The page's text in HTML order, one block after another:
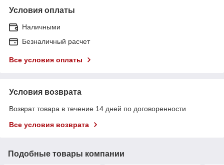
Условия оплаты
Наличными
Безналичный расчет
Все условия оплаты
Условия возврата
Возврат товара в течение 14 дней по договоренности
Все условия возврата
Подобные товары компании